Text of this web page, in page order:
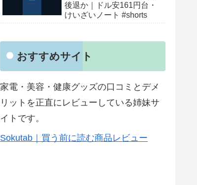
後退か｜ドル安161円台・
けいざいノート #shorts
おすすめサイト
家電・美容・健康グッズの口コミとデメ
リットを正直にレビューしている姉妹サ
イトです。
Sokutab｜買う前に読む商品レビュー